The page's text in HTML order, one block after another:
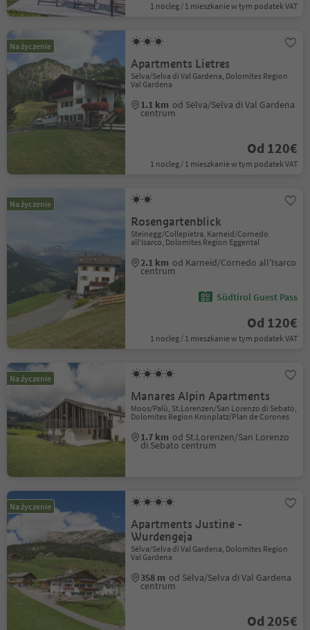
1 nocleg / 1 mieszkanie w tym podatek VAT
Na życzenie
Apartments Lietres
Sëlva/Selva di Val Gardena, Dolomites Region
Val Gardena
1.1 km od Sëlva/Selva di Val Gardena
centrum
Od 120€
1 nocleg / 1 mieszkanie w tym podatek VAT
Na życzenie
Rosengartenblick
Steinegg/Collepietra, Karneid/Cornedo
all'Isarco, Dolomites Region Eggental
2.1 km od Karneid/Cornedo all'Isarco
centrum
Südtirol Guest Pass
Od 120€
1 nocleg / 1 mieszkanie w tym podatek VAT
Na życzenie
Manares Alpin Apartments
Moos/Palù, St.Lorenzen/San Lorenzo di Sebato,
Dolomites Region Kronplatz/Plan de Corones
1.7 km od St.Lorenzen/San Lorenzo
di Sebato centrum
Na życzenie
Apartments Justine -
Wurdengeja
Sëlva/Selva di Val Gardena, Dolomites Region
Val Gardena
358 m od Sëlva/Selva di Val Gardena
centrum
Od 205€